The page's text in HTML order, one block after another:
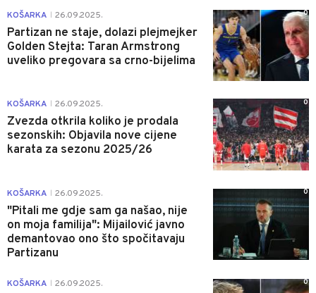
KOŠARKA 26.09.2025.
Partizan ne staje, dolazi plejmejker
Golden Stejta: Taran Armstrong
uveliko pregovara sa crno-bijelima
0
KOŠARKA 26.09.2025.
Zvezda otkrila koliko je prodala
sezonskih: Objavila nove cijene
karata za sezonu 2025/26
0
KOŠARKA 26.09.2025.
"Pitali me gdje sam ga našao, nije
on moja familija": Mijailović javno
demantovao ono što spočitavaju
Partizanu
0
KOŠARKA 26.09.2025. 0